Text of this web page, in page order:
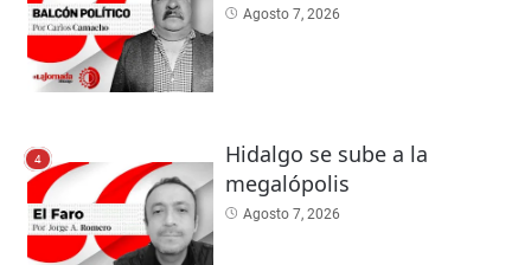
Agosto 7, 2026
4
Hidalgo se sube a la
megalópolis
Agosto 7, 2026